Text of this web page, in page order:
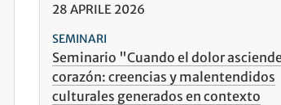
28 APRILE 2026
SEMINARI
Seminario "Cuando el dolor
corazón: creencias y malentendidos
culturales generados en contexto